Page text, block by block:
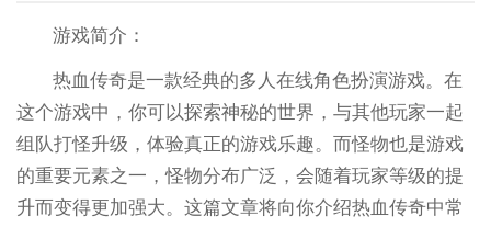
游戏简介：
热血传奇是一款经典的多人在线角色扮演游戏。在
这个游戏中，你可以探索神秘的世界，与其他玩家一起
组队打怪升级，体验真正的游戏乐趣。而怪物也是游戏
的重要元素之一，怪物分布广泛，会随着玩家等级的提
升而变得更加强大。这篇文章将向你介绍热血传奇中常